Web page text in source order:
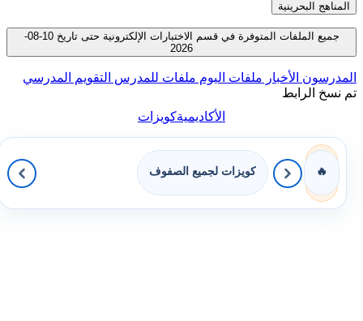
المناهج البحرينية
جميع الملفات المتوفرة في قسم الاختبارات الإلكترونية حتى تاريخ 10-08-
2026
المدرسون الأخبار ملفات اليوم ملفات للمدرس التقويم المدرسي
تم نسخ الرابط
الأكاديميةكويزات
🔥 كويزات لجميع الصفوف